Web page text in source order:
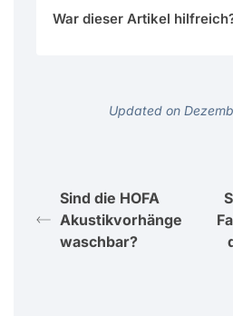
War dieser Artikel
Updated on
Sind die HOFA
Akustikvorhänge
waschbar?